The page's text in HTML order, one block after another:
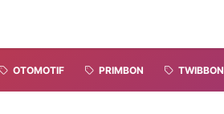
OTOMOTIF PRIMBON TWIBBON